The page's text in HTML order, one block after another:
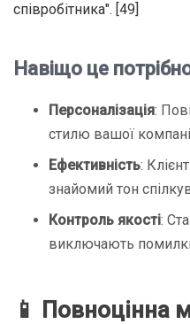
співробітника". [49]
Навіщо це
Персоналізація:
стилю вашої
Ефективність:
знайомий тон
Контроль якості:
виключають
📱 Повноцінна